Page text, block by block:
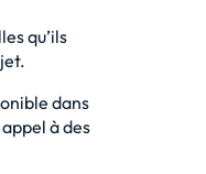
qu’ils
dans
à des